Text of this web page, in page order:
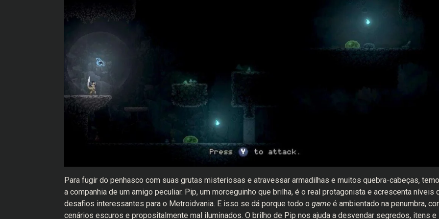
Para fugir do penhasco com suas grutas misteriosas e atravessar armadilhas e muitos quebra-cabeças,
a companhia de um amigo peculiar. Pip, um morceguinho que brilha, é o real protagonista e acrescenta níveis
desafios interessantes para o Metroidvania. E isso se dá porque todo o gameé ambientado na penumbra,
cenários escuros e propositalmente mal iluminados. O brilho de Pip nos ajuda a desvendar segredos, itens e